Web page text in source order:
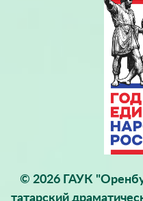
© 2026 ГАУК
татарский